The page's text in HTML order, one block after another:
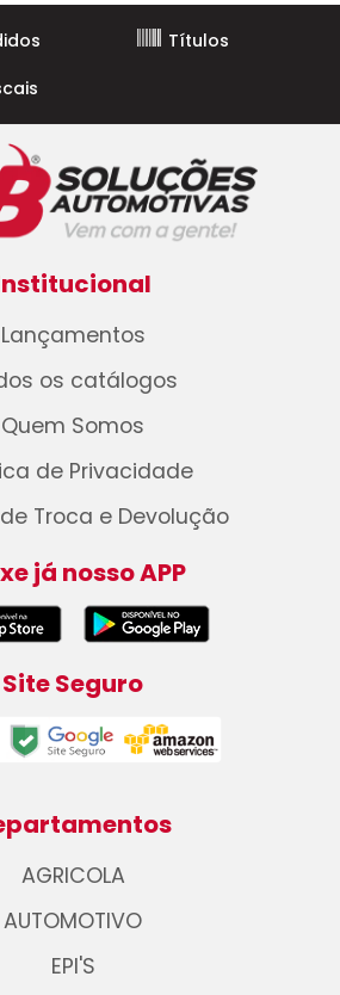
Títulos
Lançamentos
os catálogos
Quem Somos
de Privacidade
Troca e Devolução
já nosso APP
Site Seguro
AGRICOLA
AUTOMOTIVO
EPI'S